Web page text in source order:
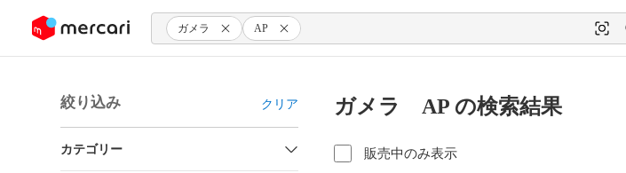
ツにスキップ ガメラ AP
絞り込み クリア
カテゴリー
ガメラ AP の検索結果
販売中のみ表示